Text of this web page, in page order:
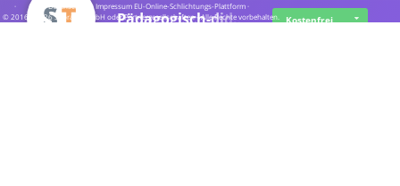
Pädagogisch-did… Kostenfrei
· · ·Datenschutz ·Impressum EU-Online-Schlichtungs-Plattform·
© 2016 - 2026 SupraTix GmbH oder Partnergesellschaften - Alle Rechte vorbehalten.